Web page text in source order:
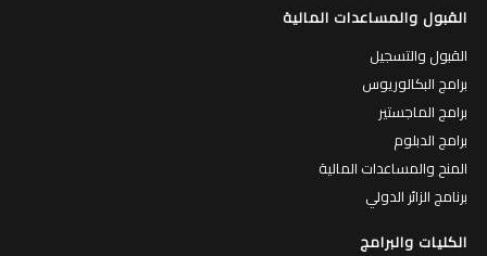
القبول والمساعدات المالية
القبول والتسجيل
برامج البكالوريوس
برامج الماجستير
برامج الدبلوم
المنح والمساعدات المالية
برنامج الزائر الدولي
الكليات والبرامج